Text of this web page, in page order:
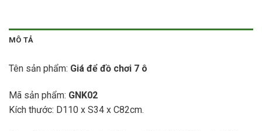
MÔ TẢ
Tên sản phẩm: Giá để đồ chơi 7 ô
Mã sản phẩm: GNK02
Kích thước: D110 x S34 x C82cm.